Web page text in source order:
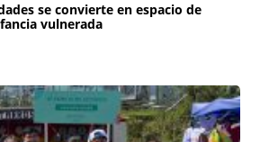
se convierte en espacio de
vulnerada